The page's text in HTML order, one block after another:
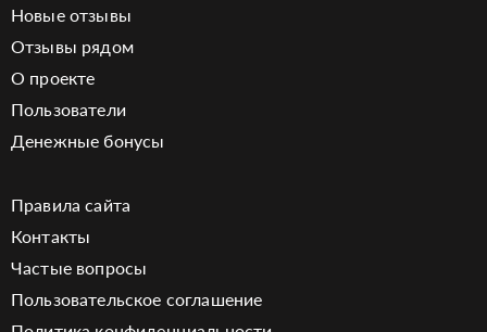
Новые отзывы
Отзывы рядом
О проекте
Пользователи
Денежные бонусы
Правила сайта
Контакты
Частые вопросы
Пользовательское соглашение